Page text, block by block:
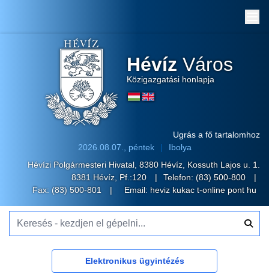
Hévíz Város
Közigazgatási honlapja
Ugrás a fő tartalomhoz
2026.08.07., péntek
Ibolya
Hévízi Polgármesteri Hivatal, 8380 Hévíz, Kossuth Lajos u. 1.
8381 Hévíz, Pf.:120
Telefon: (83) 500-800
Fax: (83) 500-801
Email: heviz kukac t-online pont hu
Elektronikus ügyintézés